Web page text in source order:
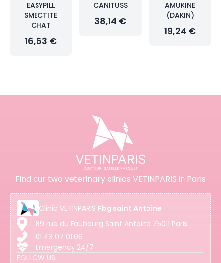
EASYPILL
SMECTITE
CHAT
16,63 €
CANITUSS
38,14 €
AMUKINE
(DAKIN)
19,24 €
Find our two veterinary clinics VETINPARIS in Paris
Clinic VETINPARIS Fbg saint Antoine
89 rue du Faubourg Saint Antoine 75011 Paris
01 43 07 01 06
Emergency 24/7
FOLLOW US